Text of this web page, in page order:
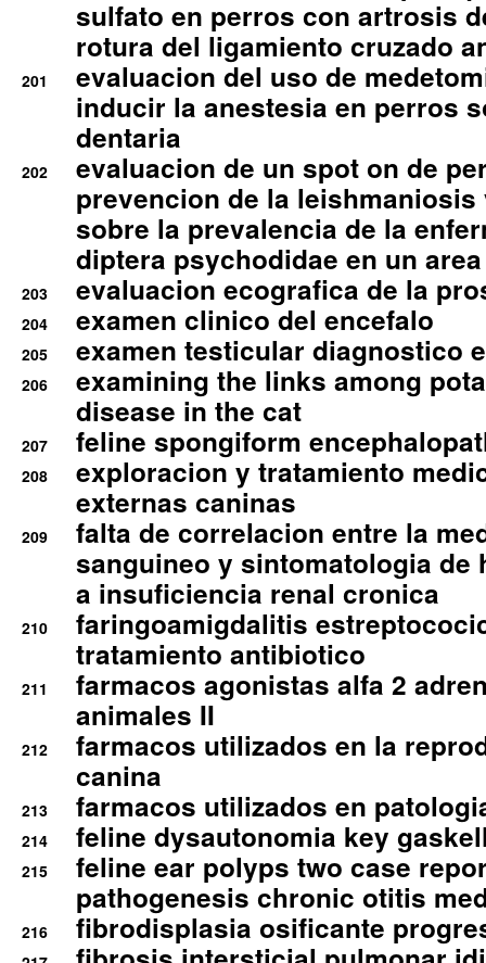
sulfato en perros con artrosis
rotura del ligamiento cruzado
201
evaluacion del uso de
inducir la anestesia en perros
dentaria
202
evaluacion de un spot on de
prevencion de la
sobre la prevalencia de la
diptera psychodidae en un
203 evaluacion ecografica de la
204 examen clinico del encefalo
205 examen testicular diagnostico
206
examining the links among
disease in the cat
207 feline spongiform
208
exploracion y tratamiento
externas caninas
209
falta de correlacion entre la
sanguineo y sintomatologia de
a insuficiencia renal cronica
210
faringoamigdalitis
tratamiento antibiotico
211
farmacos agonistas alfa 2
animales II
212
farmacos utilizados en la
canina
213 farmacos utilizados en
214 feline dysautonomia key
215
feline ear polyps two case
pathogenesis chronic otitis
216 fibrodisplasia osificante